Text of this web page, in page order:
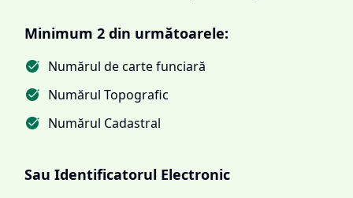
Minimum 2 din următoarele:
Numărul de carte funciară
Numărul Topografic
Numărul Cadastral
Sau Identificatorul Electronic